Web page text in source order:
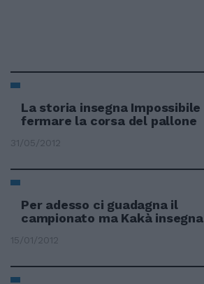
La storia insegna Impossibile
fermare la corsa del pallone
31/05/2012
Per adesso ci guadagna il
campionato ma Kakà insegna
15/01/2012